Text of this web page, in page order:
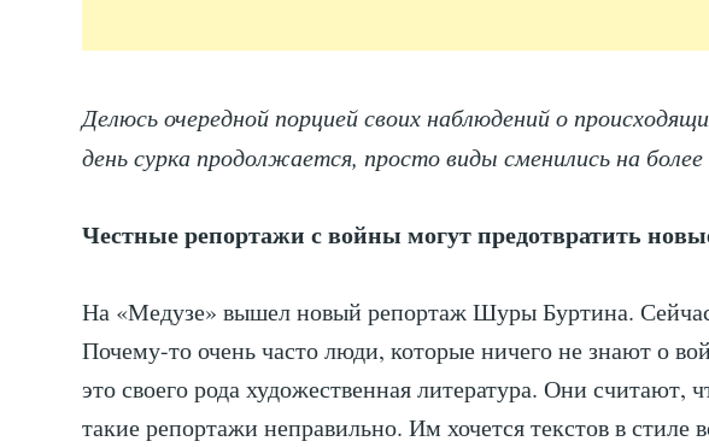
Делюсь очередной порцией своих наблюдений о
день сурка продолжается, просто виды сменились на
Честные репортажи с войны могут предотвратить
На «Медузе» вышел новый репортаж Шуры Буртина. Сейчас
Почему-то очень часто люди, которые ничего не знают о
это своего рода художественная литература. Они считают,
такие репортажи неправильно. Им хочется текстов в стиле